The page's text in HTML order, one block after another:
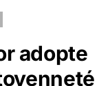
adopte